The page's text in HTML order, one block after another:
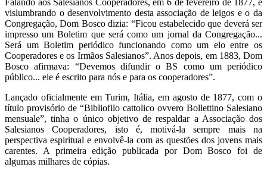
Falando aos Salesianos Cooperadores, em 6 de fevereiro de 1877, e
vislumbrando o desenvolvimento desta associação de leigos e o da
Congregação, Dom Bosco dizia: “Ficou estabelecido que deverá ser
impresso um Boletim que será como um jornal da Congregação...
Será um Boletim periódico funcionando como um elo entre os
Cooperadores e os Irmãos Salesianos”. Anos depois, em 1883, Dom
Bosco afirmava: “Devemos difundir o BS como um periódico
público... ele é escrito para nós e para os cooperadores”.
Lançado oficialmente em Turim, Itália, em agosto de 1877, com o
título provisório de “Bibliofilo cattolico ovvero Bollettino Salesiano
mensuale”, tinha o único objetivo de respaldar a Associação dos
Salesianos Cooperadores, isto é, motivá-la sempre mais na
perspectiva espiritual e envolvê-la com as questões dos jovens mais
carentes. A primeira edição publicada por Dom Bosco foi de
algumas milhares de cópias.